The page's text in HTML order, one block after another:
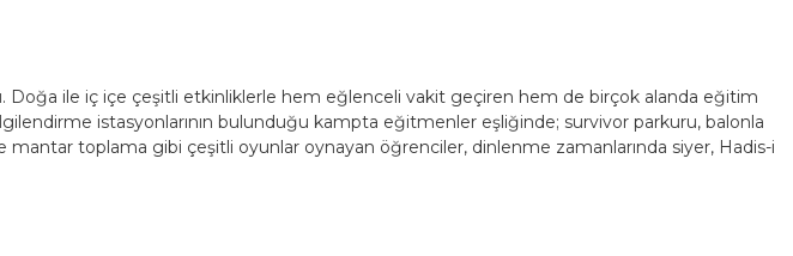
Doğa ile iç içe çeşitli etkinliklerle hem eğlenceli vakit geçiren hem de birçok alanda eğitim
istasyonlarının bulunduğu kampta eğitmenler eşliğinde; survivor parkuru, balonla
mantar toplama gibi çeşitli oyunlar oynayan öğrenciler, dinlenme zamanlarında siyer, Hadis-i